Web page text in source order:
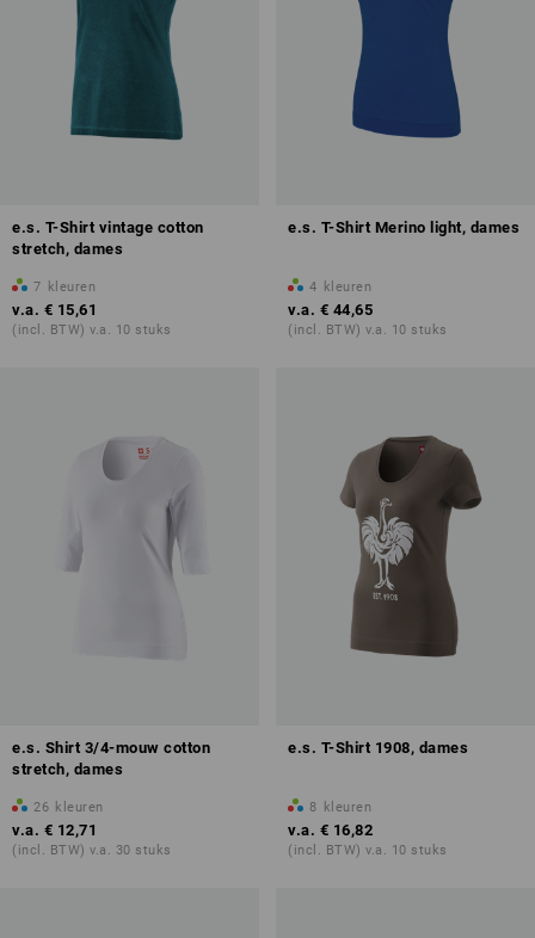
e.s. T-Shirt vintage cotton
stretch, dames
7 kleuren
v.a. € 15,61
(incl. BTW) v.a. 10 stuks
e.s. T-Shirt Merino light, dames
4 kleuren
v.a. € 44,65
(incl. BTW) v.a. 10 stuks
e.s. Shirt 3/4-mouw cotton
stretch, dames
26 kleuren
v.a. € 12,71
(incl. BTW) v.a. 30 stuks
e.s. T-Shirt 1908, dames
8 kleuren
v.a. € 16,82
(incl. BTW) v.a. 10 stuks